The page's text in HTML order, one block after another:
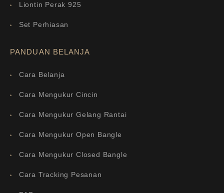
Liontin Perak 925
Set Perhiasan
PANDUAN BELANJA
Cara Belanja
Cara Mengukur Cincin
Cara Mengukur Gelang Rantai
Cara Mengukur Open Bangle
Cara Mengukur Closed Bangle
Cara Tracking Pesanan